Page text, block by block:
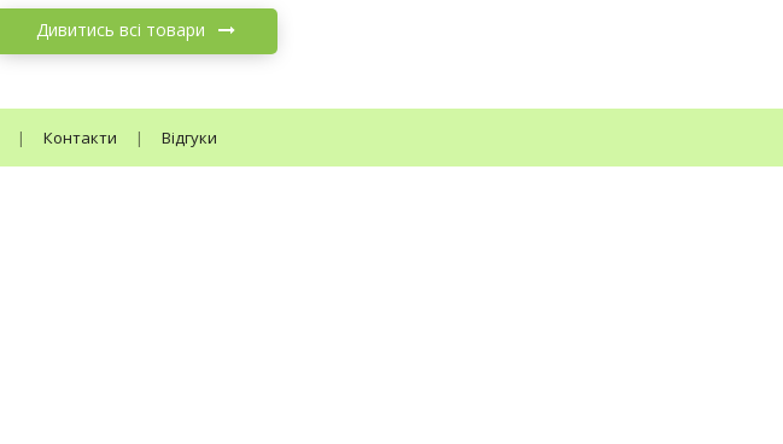
Дивитись всі товари
| Контакти | Відгуки